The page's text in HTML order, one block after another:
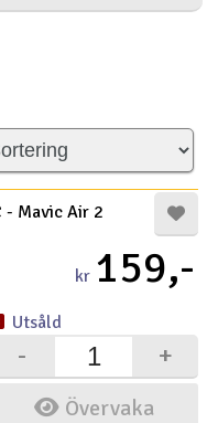
- Mavic Air 2
kr 159,-
Övervaka
+
-
Utsåld